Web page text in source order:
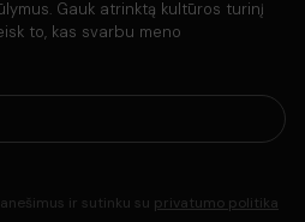
Gauk atrinktą kultūros turinį
to, kas svarbu meno
ir sutinku su privatumo politika